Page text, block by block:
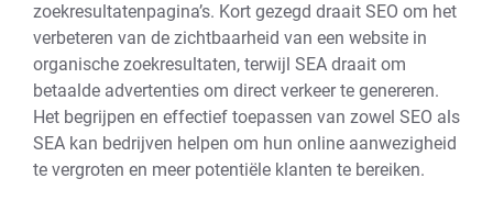
zoekresultatenpagina’s. Kort gezegd draait SEO om het
verbeteren van de zichtbaarheid van een website in
organische zoekresultaten, terwijl SEA draait om
betaalde advertenties om direct verkeer te genereren.
Het begrijpen en effectief toepassen van zowel SEO als
SEA kan bedrijven helpen om hun online aanwezigheid
te vergroten en meer potentiële klanten te bereiken.